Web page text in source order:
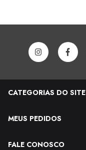
CATEGORIAS DO SITE
MEUS PEDIDOS
FALE CONOSCO